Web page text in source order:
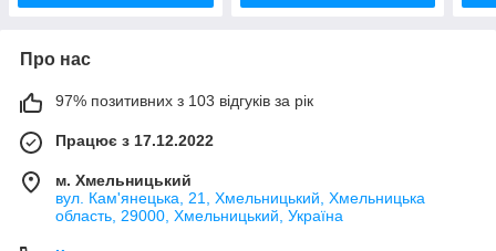
Про нас
97% позитивних з 103 відгуків за рік
Працює з 17.12.2022
м. Хмельницький
вул. Кам'янецька, 21, Хмельницький, Хмельницька
область, 29000, Хмельницький, Україна